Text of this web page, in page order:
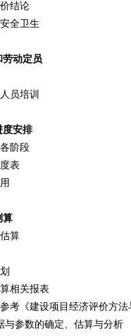
结论
全卫生
动定员
员培训
度安排
阶段
表
算
算
相关报表
《建设项目经济评价方法
数的确定、估算与分析